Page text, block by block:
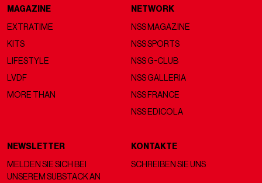
MAGAZINE
EXTRATIME
KITS
LIFESTYLE
LVDF
MORE THAN
NETWORK
NSS MAGAZINE
NSS SPORTS
NSS G-CLUB
NSS GALLERIA
NSS FRANCE
NSS EDICOLA
NEWSLETTER
MELDEN SIE SICH BEI
UNSEREM SUBSTACK AN
KONTAKTE
SCHREIBEN SIE UNS